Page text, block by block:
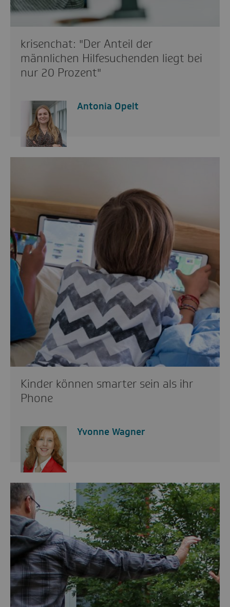
krisenchat: "Der Anteil der
männlichen Hilfesuchenden liegt bei
nur 20 Prozent"
Antonia Opelt
Kinder können smarter sein als ihr
Phone
Yvonne Wagner